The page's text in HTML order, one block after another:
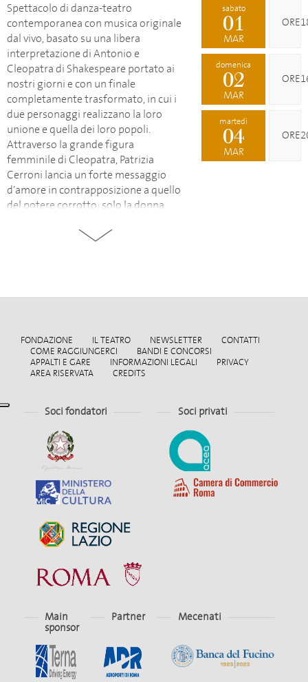
Spettacolo di danza-teatro
contemporanea con musica originale
dal vivo, basato su una libera
interpretazione di Antonio e
Cleopatra di Shakespeare portato ai
nostri giorni e con un finale
completamente trasformato, in cui i
due personaggi realizzano la loro
unione e quella dei loro popoli.
Attraverso la grande figura
femminile di Cleopatra, Patrizia
Cerroni lancia un forte messaggio
d’amore in contrapposizione a quello
del potere corrotto: solo la donna
la grande forza che risiede in lei quale
sabato
01
MAR
domenica
02
MAR
martedì
04
MAR
FONDAZIONE IL TEATRO NEWSLETTER
CONTATTI
COME RAGGIUNGERCI
BANDI E CONCORSI
APPALTI E GARE
INFORMAZIONI LEGALI
PRIVACY
AREA RISERVATA
CREDITS
Soci fondatori Soci privati
Main
sponsor
Partner Mecenati